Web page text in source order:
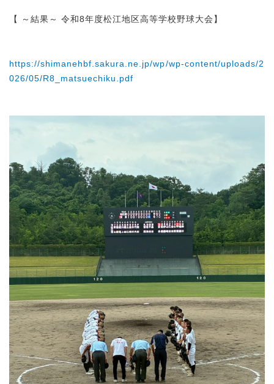
【 ～結果～ 令和8年度松江地区高等学校野球大会】
https://shimanehbf.sakura.ne.jp/wp/wp-content/uploads/2
026/05/R8_matsuechiku.pdf